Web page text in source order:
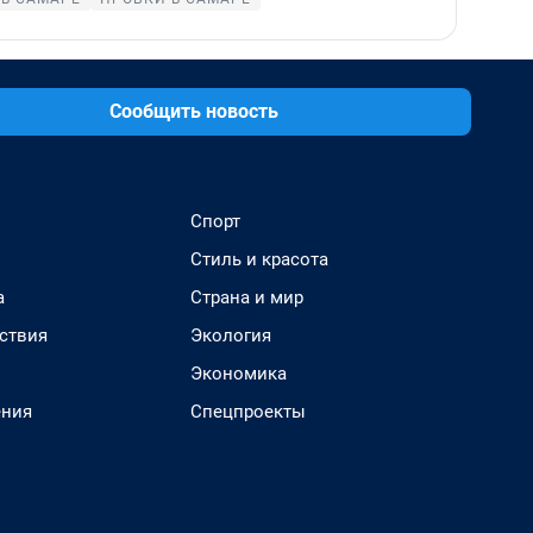
Сообщить новость
Спорт
Стиль и красота
Страна и мир
Экология
Экономика
Спецпроекты